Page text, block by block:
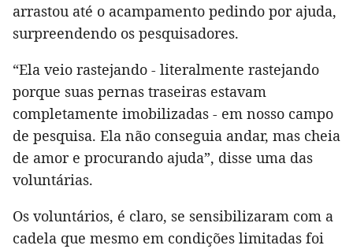
arrastou até o acampamento pedindo por ajuda,
surpreendendo os pesquisadores.
“Ela veio rastejando - literalmente rastejando
porque suas pernas traseiras estavam
completamente imobilizadas - em nosso campo
de pesquisa. Ela não conseguia andar, mas cheia
de amor e procurando ajuda”, disse uma das
voluntárias.
Os voluntários, é claro, se sensibilizaram com a
cadela que mesmo em condições limitadas foi